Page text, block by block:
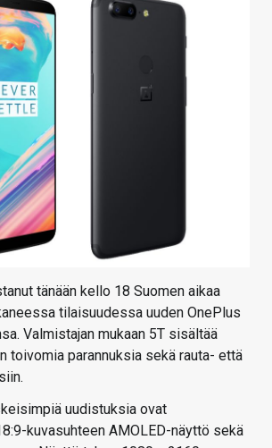
tänään kello 18 Suomen aikaa
tilaisuudessa uuden OnePlus
Valmistajan mukaan 5T sisältää
toivomia parannuksia sekä rauta- että
uudistuksia ovat
kuvasuhteen AMOLED-näyttö sekä